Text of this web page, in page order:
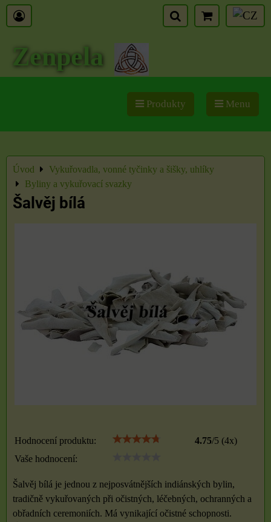
Zenpela
Produkty Menu
Úvod
Vykuřovadla, vonné tyčinky a šišky, uhlíky
Byliny a vykuřovací svazky
Šalvěj bílá
Hodnocení produktu: 4.75/5 (4x)
Vaše hodnocení:
Šalvěj bílá je jednou z nejposvátnějších indiánských bylin,
tradičně vykuřovaných při očistných, léčebných, ochranných a
obřadních ceremoniích. Má vynikající očistné schopnosti.